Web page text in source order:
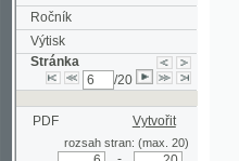
Výtisk
Stránka
PDF Vytvořit
rozsah stran: (max. 20)